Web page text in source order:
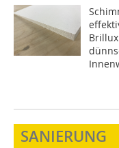
SANIERUNG